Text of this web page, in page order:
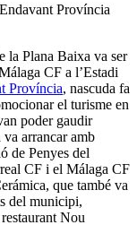
Província
la Plana Baixa va ser
CF a l’Estadi
Província, nascuda fa
el turisme en
poder gaudir
arrancar amb
de Penyes del
CF i el Málaga CF
que també va
del municipi,
Nou